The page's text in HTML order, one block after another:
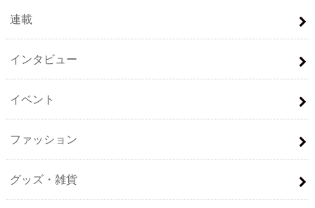
連載
インタビュー
イベント
ファッション
グッズ・雑貨